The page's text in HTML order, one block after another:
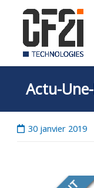
content
Actu-
30 janvier 2019